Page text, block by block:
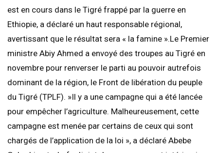
est en cours dans le Tigré frappé par la guerre en
Ethiopie, a déclaré un haut responsable régional,
avertissant que le résultat sera « la famine ».Le Premier
ministre Abiy Ahmed a envoyé des troupes au Tigré en
novembre pour renverser le parti au pouvoir autrefois
dominant de la région, le Front de libération du peuple
du Tigré (TPLF). »Il y a une campagne qui a été lancée
pour empêcher l’agriculture. Malheureusement, cette
campagne est menée par certains de ceux qui sont
chargés de l’application de la loi », a déclaré Abebe